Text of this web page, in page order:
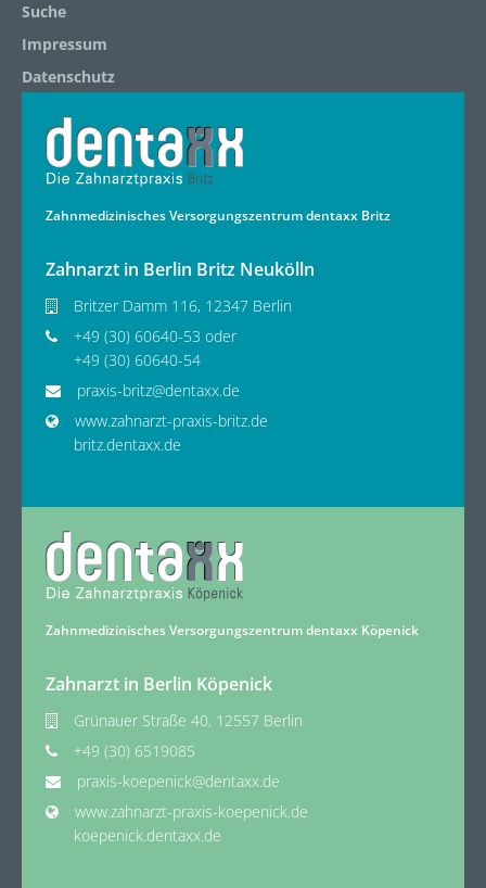
Suche
Impressum
Datenschutz
Zahnmedizinisches Versorgungszentrum dentaxx Britz
Zahnarzt in Berlin Britz Neukölln
Britzer Damm 116, 12347 Berlin
+49 (30) 60640-53 oder
+49 (30) 60640-54
praxis-britz@dentaxx.de
www.zahnarzt-praxis-britz.de
britz.dentaxx.de
Zahnmedizinisches Versorgungszentrum dentaxx Köpenick
Zahnarzt in Berlin Köpenick
Grünauer Straße 40, 12557 Berlin
+49 (30) 6519085
praxis-koepenick@dentaxx.de
www.zahnarzt-praxis-koepenick.de
koepenick.dentaxx.de